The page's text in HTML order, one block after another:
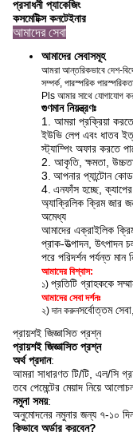
প্রসাধনী প্যাকেজিং
কসমেটিক্স কনটেইনার
আমাদের সেবা
আমাদের সেবাসমূহ
আমরা আন্তরিকভাবে দেশ-
সম্পর্ক, পারস্পরিক
Pls আমার সাথে যোগাযোগ
গুণমান নিয়ন্ত্রণঃ
1. আমরা প্রক্রিয়া
ইউভি লেপ এবং ধাতব
স্ট্যাম্পিং অফার করতে
2. আকৃতি, ক্ষমতা, উচ্চতা,
3. আপনার প্যান্টোন
4. এনফাঁস হচ্ছে,
অ্যাক্রিলিক ক্রিম জার
অমেধ্য
আমাদের এক্রাইলিক
প্রাক-উত্পাদন, উৎপাদন
পরে পরিদর্শন পর্যন্ত মান
আমাদের বিশ্বাস:
১) প্রতিটি গ্রাহককে
আমাদের সেবা দর্শনঃ
২) দান করুনসর্বোত্তম
প্রায়শই জিজ্ঞাসিত প্রশ্ন
প্রায়শই জিজ্ঞাসিত প্রশ্ন
অর্থ প্রদান:
আমরা সাধারণত টি/টি, এল/সি
তবে পেমেন্টের মেয়াদ নিয়ে
নমুনা সময়:
অনুমোদনের নমুনার জন্য ৭-১০
কিভাবে অর্ডার করবেন?